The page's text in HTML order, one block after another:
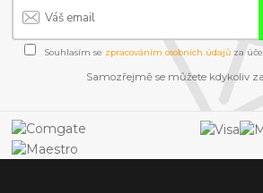
Souhlasím se zpracováním osobních údajůza
Samozřejmě se můžete kdykoliv